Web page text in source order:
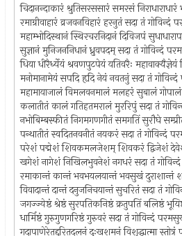
चिदानन्दाकारं श्रुतिसरससारं समरसं
रमाग्रीवाहारं व्रजवनविहारं हरनुतं सदा तं
महाम्भोदिस्थानं स्थिरचरनिदानं दिविजपं
सुज्ञानं मुनिजननिधानं ध्रुवपदम् सदा तं गोविन्दं
धिया धीरैर्ध्येयं श्रवणपुटपेयं यतिवरैः महावाक्यैज्ञेयं
मनोमानामेयं सपदि हृदि नेयं नवतनुं सदा तं
महामायाजालं विमलवनमालं मलहरं सुबालं
कलातीतं कालं गतिहतमरालं मुररिपुं सदा तं
नभोबिम्बस्फीतं निगमगणगीतं समगतिं सुरौघे
पन्थातीतं स्वदितनवनीतं नयकरं सदा तं
परेशं पद्मेशं शिवकमलजेशम् शिवकरं द्विजेशं
खगेशं नागेशं निखिलभुवनेशं नगधरं सदा तं
रमाकान्तं कान्तं भवभयलयान्तं भवसुखं दुराशान्तं
विवादान्तं दान्तं दनुजनिचयान्तं सुचरितं सदा तं
जगज्ज्येष्ठं श्रेष्ठं सुरपतिकनिष्ठं क्रतुपतिं बलिष्ठं
धार्मिष्ठं गुरुगुणगरिष्ठं गुरुवरं सदा तं गोविन्दं
गदापाणेरेतद्दुरितदलनं दुःखशमनं विशुद्धात्मा